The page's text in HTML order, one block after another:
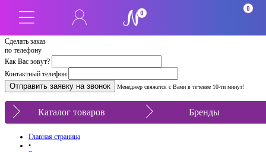
Сделать заказ
по телефону
Как Вас зовут?
Контактный телефон
Менеджер свяжется с Вами в течение 10-ти минут!
0
0
Каталог товаров Бренды
Главная страница
•